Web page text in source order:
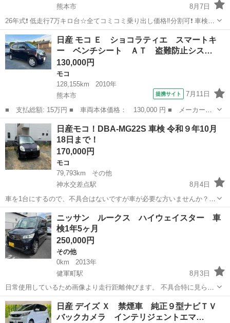
熊本市
8月7日
26年式❗️ 低走行7万キロ台☆全てコミコミ乗り出し価格‼️分割可❗️ 車検2
年付き【名義変更代込み】大人気☆日産 デイズ ハイウェイスターG☆
日産純正ナビ付き☆走行中DVD見れます☆ステアリングスイッチ付き
☆便利なバックカ...
熊本 熊本市 その他
日産 モコ Ｅ ショコラティエ スマートキ
ー ベンチシート ＡＴ 盗難防止シス…
130,000円
モコ
128,155km
2010年
熊本市
提携サイト 7月11日
■ 支払総額: 15万円 ■ 車両本体価格： 130,000 円 ■ メーカー
名： 日産 ■ 車種名： モコ ■ グレード名： Ｅ ショコラティ
エ スマートキー ベンチシート ＡＴ 盗難防止システム ＡＢ
Ｓ 衝突安全ボディ...
熊本 熊本市 モコ
日産モコ！DBA-MG22S 車検 令和９年10月
18日まで！
170,000円
モコ
79,793km
その他
神水交差点駅
8月4日
車を1台にするので、不具合はないですが車が必要な方いませんか？？
車検 令和９年10月18日まで。 走行距離 79793km。 未事故車。 キー
レスの電池は変えてないない為、電池は切れています。 その他、故障
なし。...
熊本 熊本市 神水交差点駅
ニッサン ルークス ハイウェイスター 車
検1年5ヶ月
250,000円
その他
0km
2013年
健軍町駅
8月3日
日常使用しているため画像より走行距離伸びます。 不具合特に見られ
ません。 年式 平成25年 車検 令和9年12月 左パワスラ、ナビ付きで
す。 乗って帰れます。名義変更こちらでします。 住民票をご持参くだ
さい。 現車...
熊本 熊本市 健軍町駅 その他
日産 デイズ Ｘ 禁煙車 純正９型ナビＴＶ
バックカメラ インテリジェントエマ…